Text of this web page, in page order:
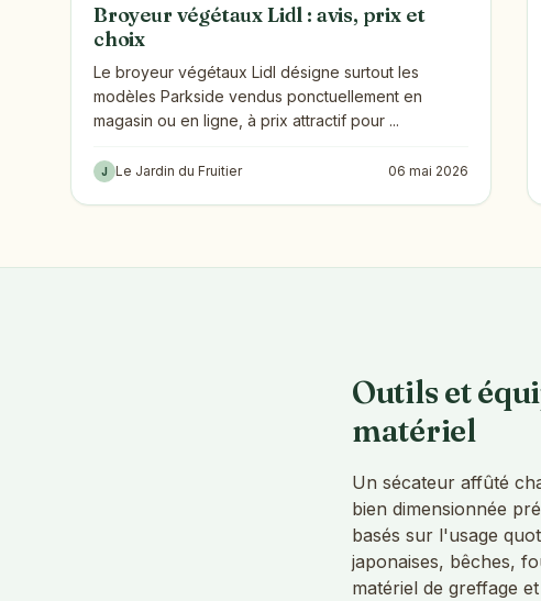
Broyeur végétaux Lidl : avis, prix et
choix
Le broyeur végétaux Lidl désigne surtout les
modèles Parkside vendus ponctuellement en
magasin ou en ligne, à prix attractif pour ...
J Le Jardin du Fruitier 06 mai 2026
Outils et
matériel
Un sécateur affûté
bien dimensionnée
basés sur l'usage
japonaises, bêches,
matériel de greffage